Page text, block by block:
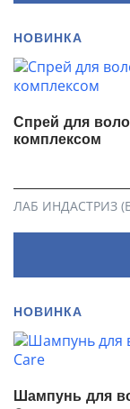
НОВИНКА
Спрей для
комплексом
ЛАБ ИНДАСТРИЗ
НОВИНКА
Шампунь для